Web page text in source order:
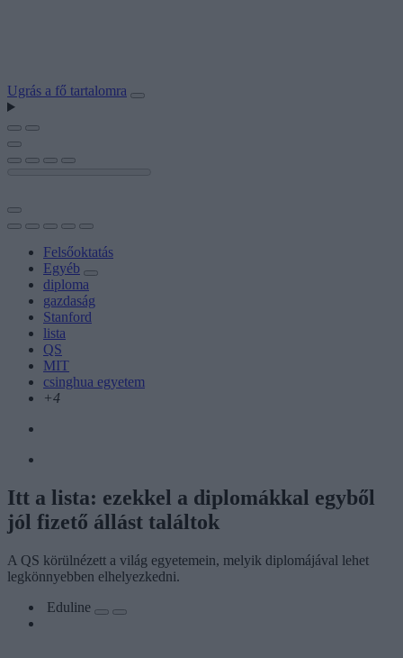
Ugrás a fő tartalomra
Felsőoktatás
Egyéb
diploma
gazdaság
Stanford
lista
QS
MIT
csinghua egyetem
+4
Itt a lista: ezekkel a diplomákkal egyből
jól fizető állást találtok
A QS körülnézett a világ egyetemein, melyik diplomájával lehet
legkönnyebben elhelyezkedni.
Eduline